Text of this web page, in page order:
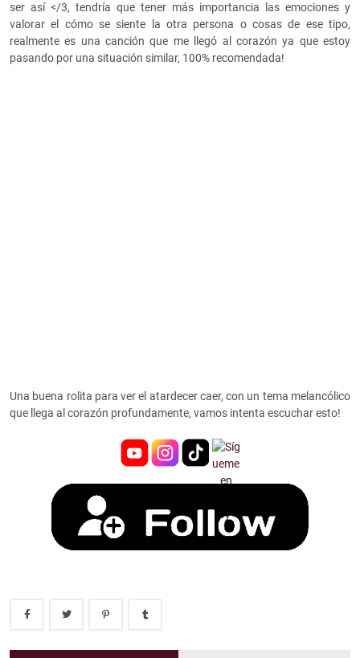
ser así </3, tendría que tener más importancia las emociones y
valorar el cómo se siente la otra persona o cosas de ese tipo,
realmente es una canción que me llegó al corazón ya que estoy
pasando por una situación similar, 100% recomendada!
Una buena rolita para ver el atardecer caer, con un tema melancólico
que llega al corazón profundamente, vamos intenta escuchar esto!